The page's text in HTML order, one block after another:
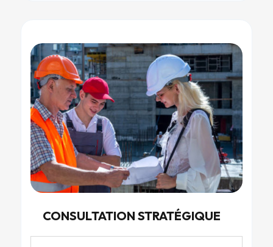
CONSULTATION STRATÉGIQUE